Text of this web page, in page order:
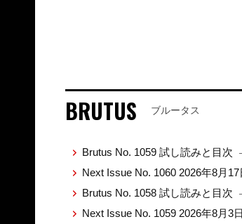
BRUTUS ブルータス
Brutus No. 1059 試し読みと目次
Next Issue No. 1060 2026年8月17
Brutus No. 1058 試し読みと目次
Next Issue No. 1059 2026年8月3